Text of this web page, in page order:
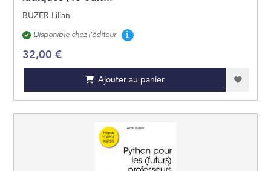
BUZER Lilian
Disponibilité
Disponible chez l'éditeur
32,00 €
Ajouter au panier